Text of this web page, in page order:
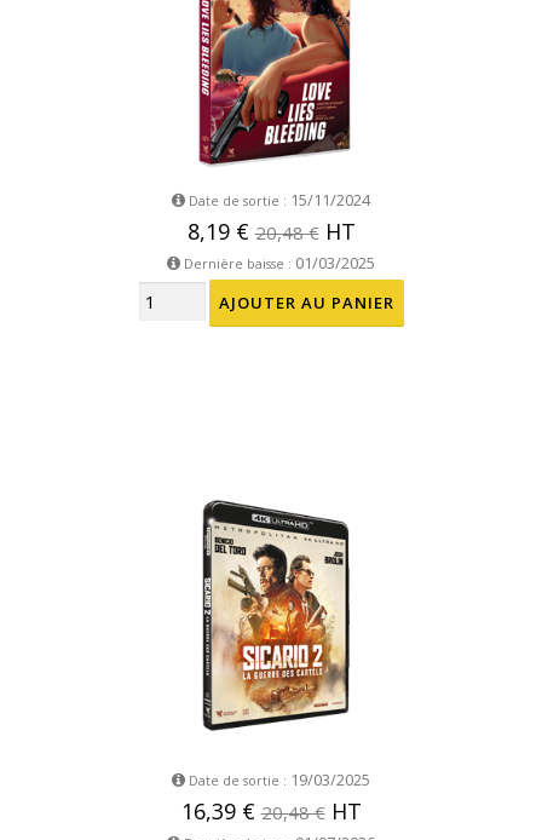
Date de sortie : 15/11/2024
8,19 €20,48 €HT
Dernière baisse : 01/03/2025
Date de sortie : 19/03/2025
16,39 €20,48 €HT